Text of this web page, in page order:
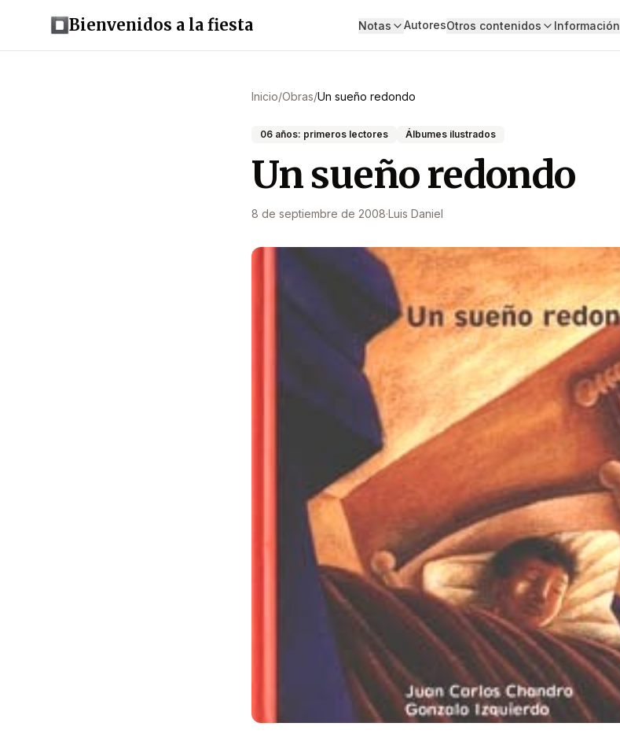
Bienvenidos a la fiesta Notas AutoresOtros contenidos Información
Inicio/Obras/Un sueño redondo
06 años: primeros lectores Álbumes ilustrados
Un sueño redondo
8 de septiembre de 2008·Luis Daniel